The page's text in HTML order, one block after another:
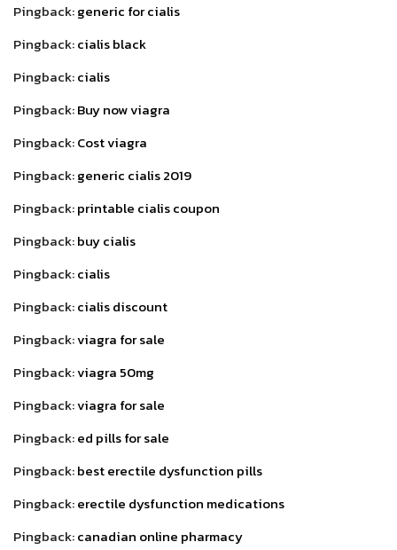
Pingback:generic for cialis
Pingback:cialis black
Pingback:cialis
Pingback:Buy now viagra
Pingback:Cost viagra
Pingback:generic cialis 2019
Pingback:printable cialis coupon
Pingback:buy cialis
Pingback:cialis
Pingback:cialis discount
Pingback:viagra for sale
Pingback:viagra 50mg
Pingback:viagra for sale
Pingback:ed pills for sale
Pingback:best erectile dysfunction pills
Pingback:erectile dysfunction medications
Pingback:canadian online pharmacy